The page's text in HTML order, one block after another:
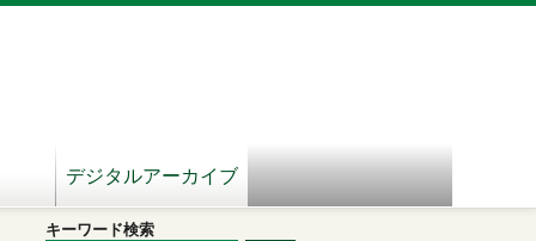
デジタルアーカイブ
キーワード検索